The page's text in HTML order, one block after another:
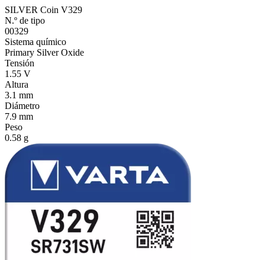
SILVER Coin V329
N.º de tipo
00329
Sistema químico
Primary Silver Oxide
Tensión
1.55 V
Altura
3.1 mm
Diámetro
7.9 mm
Peso
0.58 g